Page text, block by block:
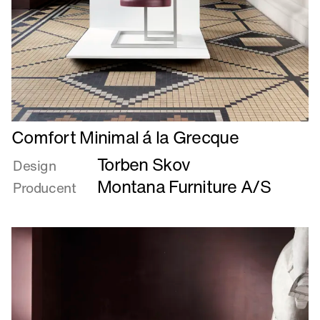
Læs
mere
om
Comfort
Minimal
la
Grecque
Comfort Minimal á la Grecque
Design Torben Skov
Producent Montana Furniture A/S